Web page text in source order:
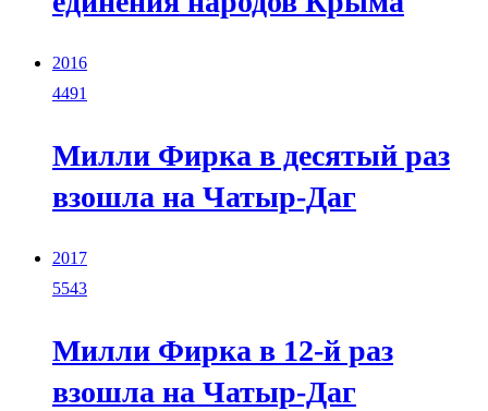
2016
4491
Милли Фирка в десятый раз
взошла на Чатыр-Даг
2017
5543
Милли Фирка в 12-й раз
взошла на Чатыр-Даг